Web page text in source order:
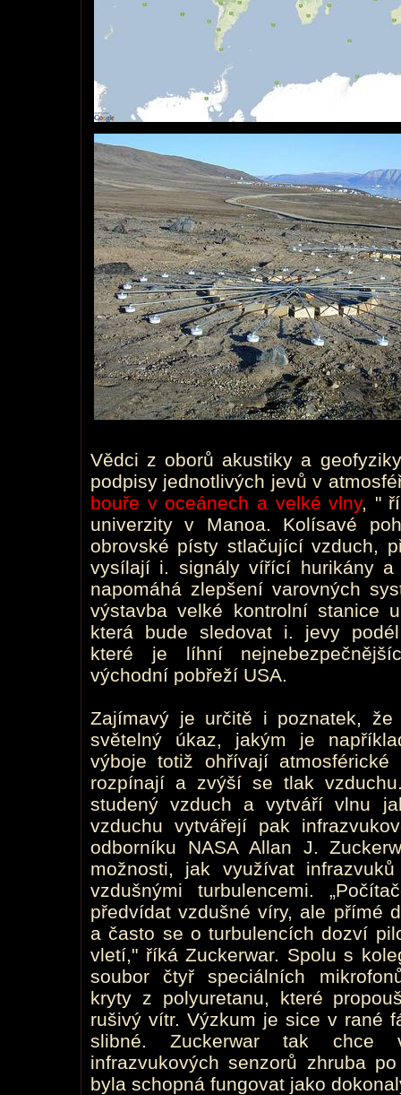
Vědci z oborů akustiky a
podpisy jednotlivých jevů v
bouře v oceánech a velké vlny, "
univerzity v Manoa. Kolísavé
obrovské písty stlačující vzduch,
vysílají i. signály vířící hurikány a
napomáhá zlepšení varovných
výstavba velké kontrolní stanice
která bude sledovat i. jevy
které je líhní
východní pobřeží USA.
Zajímavý je určitě i poznatek,
světelný úkaz, jakým je
výboje totiž ohřívají
rozpínají a zvýší se tlak
studený vzduch a vytváří vlnu
vzduchu vytvářejí pak
odborníku NASA Allan J.
možnosti, jak využívat
vzdušnými turbulencemi.
předvídat vzdušné víry, ale přímé
a často se o turbulencích dozví
vletí," říká Zuckerwar. Spolu s
soubor čtyř speciálních
kryty z polyuretanu, které
rušivý vítr. Výzkum je sice v rané
slibné. Zuckerwar tak chce
infrazvukových senzorů zhruba
byla schopná fungovat jako